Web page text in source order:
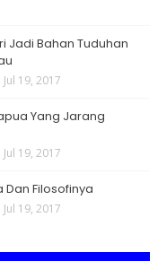
Jadi Bahan Tuduhan
Jul 19, 2017
Yang Jarang
Jul 19, 2017
Filosofinya
Jul 19, 2017